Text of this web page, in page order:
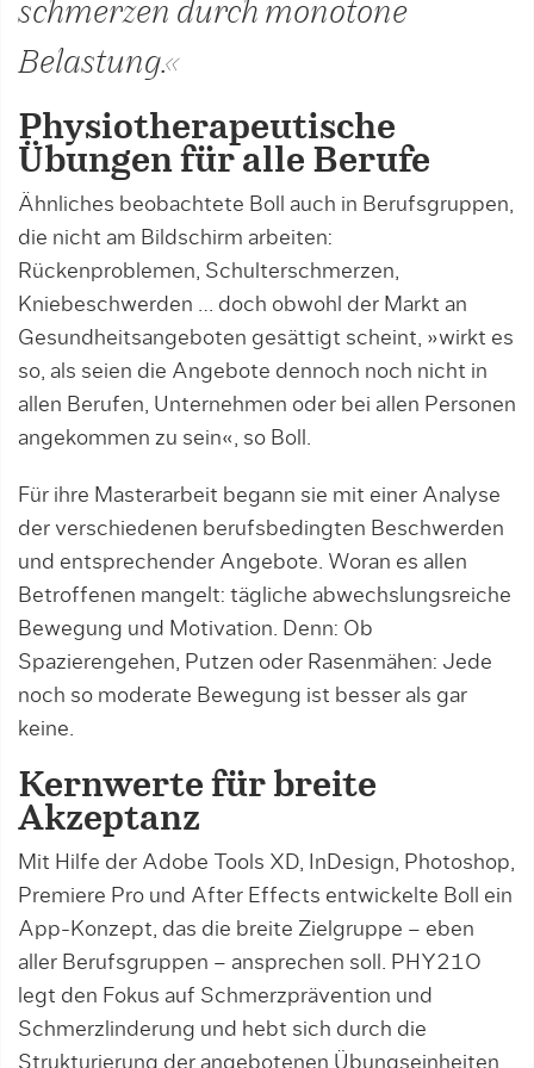
schmerzen durch monotone
Belastung.«
Physiotherapeutische
Übungen für alle Berufe
Ähnliches beobachtete Boll auch in Berufsgruppen,
die nicht am Bildschirm arbeiten:
Rückenproblemen, Schulterschmerzen,
Kniebeschwerden … doch obwohl der Markt an
Gesundheitsangeboten gesättigt scheint, »wirkt es
so, als seien die Angebote dennoch noch nicht in
allen Berufen, Unternehmen oder bei allen Personen
angekommen zu sein«, so Boll.
Für ihre Masterarbeit begann sie mit einer Analyse
der verschiedenen berufsbedingten Beschwerden
und entsprechender Angebote. Woran es allen
Betroffenen mangelt: tägliche abwechslungsreiche
Bewegung und Motivation. Denn: Ob
Spazierengehen, Putzen oder Rasenmähen: Jede
noch so moderate Bewegung ist besser als gar
keine.
Kernwerte für breite
Akzeptanz
Mit Hilfe der Adobe Tools XD, InDesign, Photoshop,
Premiere Pro und After Effects entwickelte Boll ein
App-Konzept, das die breite Zielgruppe – eben
aller Berufsgruppen – ansprechen soll. PHY21O
legt den Fokus auf Schmerzprävention und
Schmerzlinderung und hebt sich durch die
Strukturierung der angebotenen Übungseinheiten